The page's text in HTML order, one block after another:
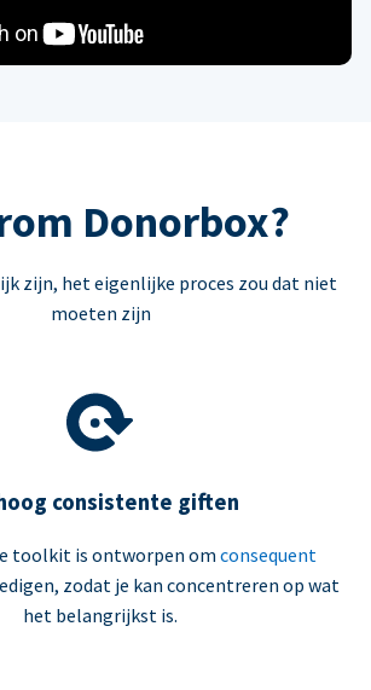
Donorbox?
zijn, het eigenlijke proces zou dat niet
moeten zijn
consistente giften
toolkit is ontworpen om consequent
zodat je kan concentreren op wat
het belangrijkst is.